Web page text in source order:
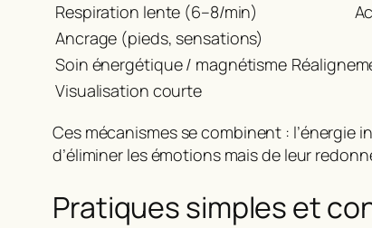
Respiration lente (6–8/min)
Ancrage (pieds, sensations)
Soin énergétique / magnétisme
Visualisation courte
Ces mécanismes se combinent : l’énergie
d’éliminer les émotions mais de leur
Pratiques simples et